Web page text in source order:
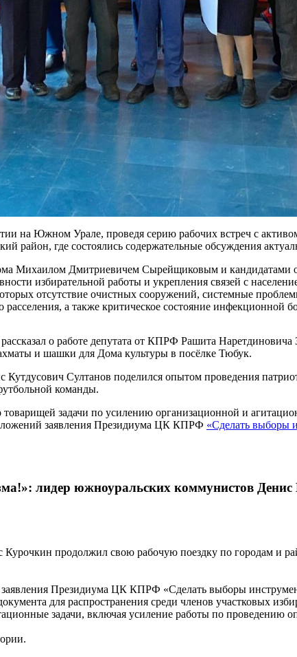
на Южном Урале, проведя серию рабочих встреч с
где состоялись содержательные обсуждения
Михаилом Дмитриевичем Сырейщиковым и
избирательной работы и укрепления связей с
отсутствие очистных сооружений, системные
а также критическое состояние инфекционной
о работе депутата от КПРФ Рашита Наретдиновича
и шашки для Дома культуры в посёлке Тюбук.
Султанов поделился опытом проведения
команды.
задачи по усилению организационной и
заявления Президиума ЦК КПРФ «Сделать выборы
лидер южноуральских коммунистов
продолжил свою рабочую поездку по городам и
Президиума ЦК КПРФ «Сделать выборы
для распространения среди членов участковых
задачи, включая усиление работы по проведению